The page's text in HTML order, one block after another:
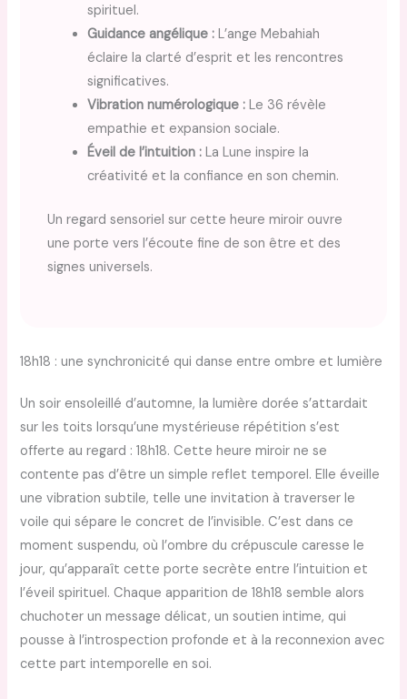
spirituel.
Guidance angélique : L’ange Mebahiah
éclaire la clarté d’esprit et les rencontres
significatives.
Vibration numérologique : Le 36 révèle
empathie et expansion sociale.
Éveil de l’intuition : La Lune inspire la
créativité et la confiance en son chemin.
Un regard sensoriel sur cette heure miroir ouvre
une porte vers l’écoute fine de son être et des
signes universels.
18h18 : une synchronicité qui danse entre ombre et lumière
Un soir ensoleillé d’automne, la lumière dorée s’attardait
sur les toits lorsqu’une mystérieuse répétition s’est
offerte au regard : 18h18. Cette heure miroir ne se
contente pas d’être un simple reflet temporel. Elle éveille
une vibration subtile, telle une invitation à traverser le
voile qui sépare le concret de l’invisible. C’est dans ce
moment suspendu, où l’ombre du crépuscule caresse le
jour, qu’apparaît cette porte secrète entre l’intuition et
l’éveil spirituel. Chaque apparition de 18h18 semble alors
chuchoter un message délicat, un soutien intime, qui
pousse à l’introspection profonde et à la reconnexion avec
cette part intemporelle en soi.